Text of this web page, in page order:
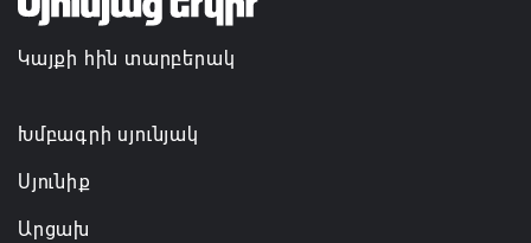
Կայքի հին տարբերակ
Խմբագրի սյունյակ
Սյունիք
Արցախ